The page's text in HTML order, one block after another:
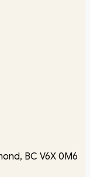
BC V6X 0M6